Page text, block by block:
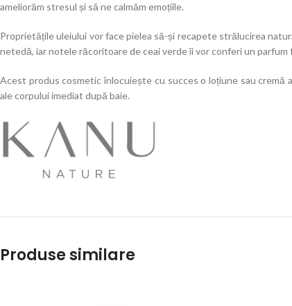
ameliorăm stresul și să ne calmăm emoțiile.
Proprietățile uleiului vor face pielea să-și recapete strălucirea
netedă, iar notele răcoritoare de ceai verde îi vor conferi un parfum
Acest produs cosmetic înlocuiește cu succes o loțiune sau cremă
ale corpului imediat după baie.
Produse similare